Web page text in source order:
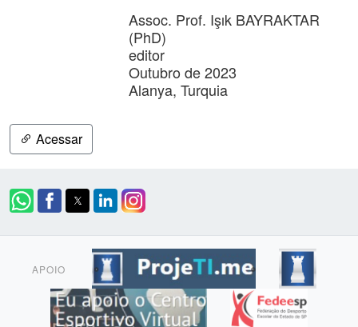
Assoc. Prof. Işık BAYRAKTAR
(PhD)
editor
Outubro de 2023
Alanya, Turquia
Acessar
APOIO